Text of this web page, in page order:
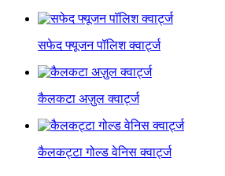
सफेद फ्यूजन पॉलिश क्वार्ट्ज
कैलकटा अज़ुल क्वार्ट्ज
कैलकट्टा गोल्ड वेनिस क्वार्ट्ज